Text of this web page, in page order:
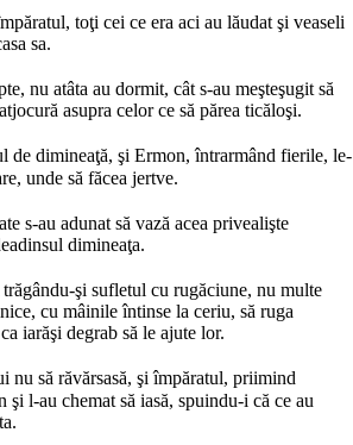
toţi cei ce era aci au lăudat şi veaseli
sa.
nu atâta au dormit, cât s-au meşteşugit să
asupra celor ce să părea ticăloşi.
de dimineaţă, şi Ermon, întrarmând fierile, le-
unde să făcea jertve.
s-au adunat să vază acea privealişte
dimineaţa.
şi sufletul cu rugăciune, nu multe
cu mâinile întinse la ceriu, să ruga
iarăşi degrab să le ajute lor.
nu să răvărsasă, şi împăratul, priimind
l-au chemat să iasă, spuindu-i că ce au